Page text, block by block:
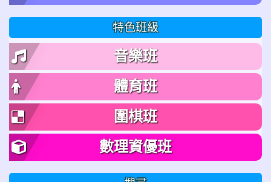
特色班級
音樂班
體育班
圍棋班
數理資優班